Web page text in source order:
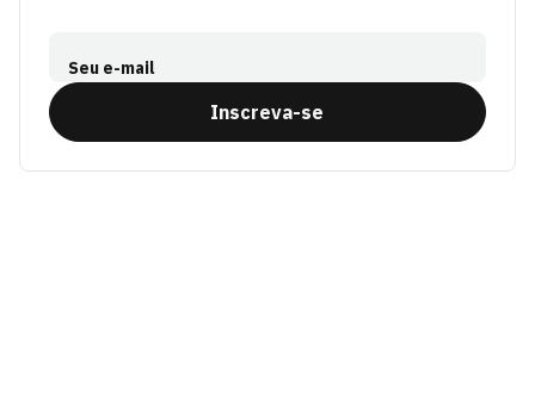
Seu e-mail
Inscreva-se